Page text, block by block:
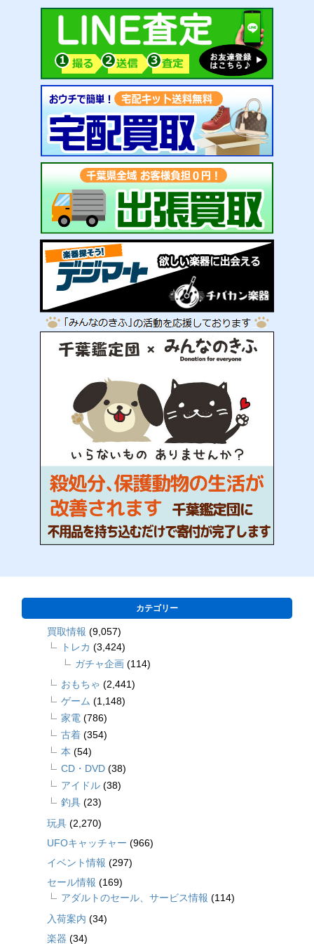
カテゴリー
買取情報 (9,057)
トレカ (3,424)
ガチャ企画 (114)
おもちゃ (2,441)
ゲーム (1,148)
家電 (786)
古着 (354)
本 (54)
CD・DVD (38)
アイドル (38)
釣具 (23)
玩具 (2,270)
UFOキャッチャー (966)
イベント情報 (297)
セール情報 (169)
アダルトのセール、サービス情報 (114)
入荷案内 (34)
楽器 (34)